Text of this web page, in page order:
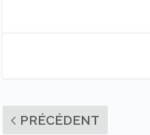
PRÉCÉDENT